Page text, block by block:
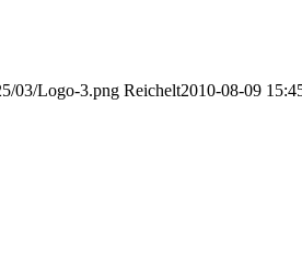
03/Logo-3.png Reichelt2010-08-09